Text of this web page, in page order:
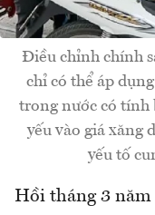
Điều chỉnh chính
chỉ có thể áp
trong nước có tính
yếu vào giá xăng
yếu tố
Hồi tháng 3